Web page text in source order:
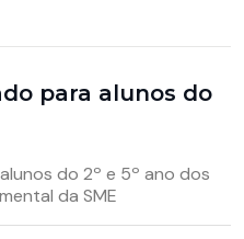
para alunos do
do 2º e 5º ano dos
da SME